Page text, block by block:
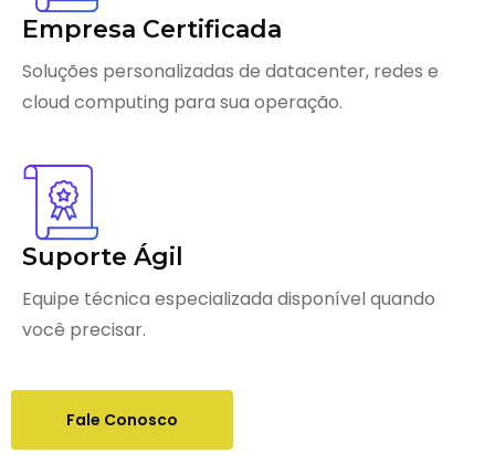
Empresa Certificada
Soluções personalizadas de datacenter, redes e
cloud computing para sua operação.
Suporte Ágil
Equipe técnica especializada disponível quando
você precisar.
Fale Conosco